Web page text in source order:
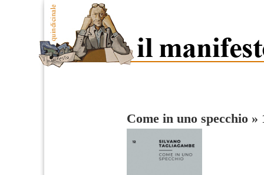
Come in uno specchio »